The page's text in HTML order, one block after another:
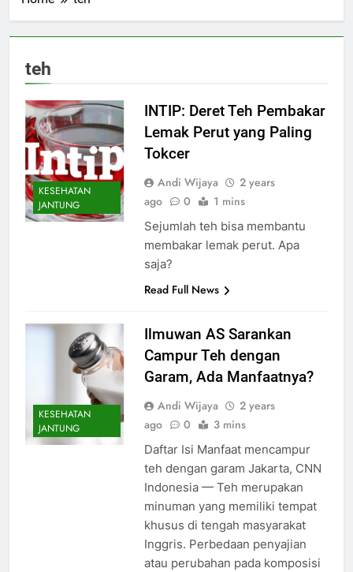
teh
KESEHATAN
JANTUNG
INTIP: Deret Teh Pembakar
Lemak Perut yang Paling
Tokcer
Andi Wijaya
2 years
ago
0 1 mins
Sejumlah teh bisa membantu
membakar lemak perut. Apa
saja?
Read Full News
KESEHATAN
JANTUNG
Ilmuwan AS Sarankan
Campur Teh dengan
Garam, Ada Manfaatnya?
Andi Wijaya
2 years
ago
0 3 mins
Daftar Isi Manfaat mencampur
teh dengan garam Jakarta, CNN
Indonesia — Teh merupakan
minuman yang memiliki tempat
khusus di tengah masyarakat
Inggris. Perbedaan penyajian
atau perubahan pada komposisi